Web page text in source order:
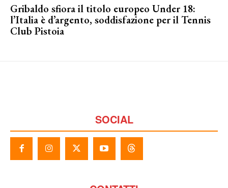
Gribaldo sfiora il titolo europeo Under 18:
l’Italia è d’argento, soddisfazione per il Tennis
Club Pistoia
SOCIAL